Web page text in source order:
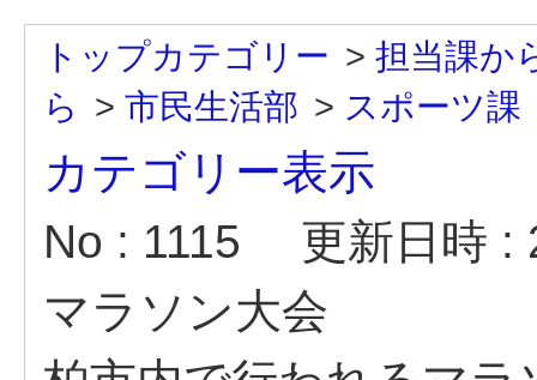
トップカテゴリー > 担当課か
ら > 市民生活部 > スポーツ課
カテゴリー表示
No : 1115
更新日時 :
マラソン大会